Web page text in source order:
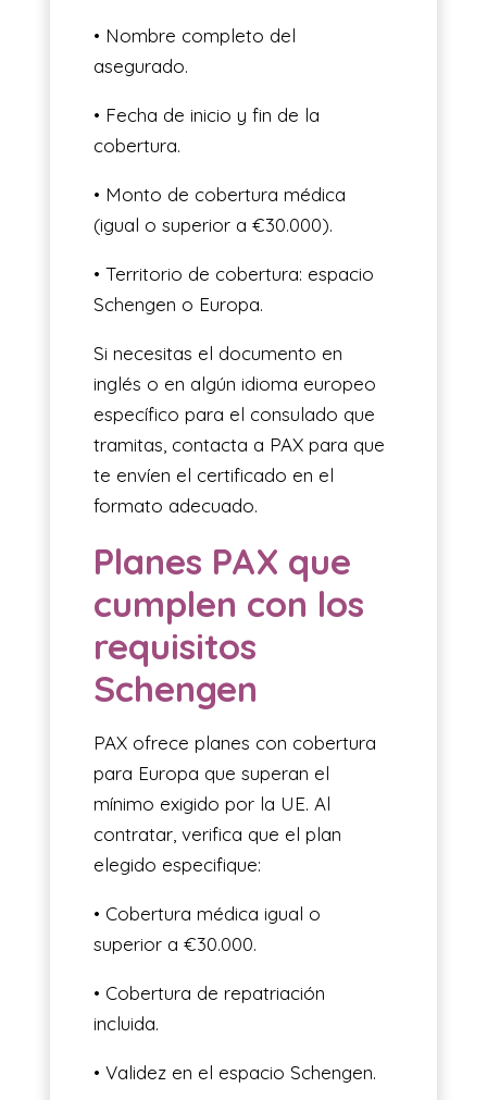
• Nombre completo del
asegurado.
• Fecha de inicio y fin de la
cobertura.
• Monto de cobertura médica
(igual o superior a €30.000).
• Territorio de cobertura: espacio
Schengen o Europa.
Si necesitas el documento en
inglés o en algún idioma europeo
específico para el consulado que
tramitas, contacta a PAX para que
te envíen el certificado en el
formato adecuado.
Planes PAX que
cumplen con los
requisitos
Schengen
PAX ofrece planes con cobertura
para Europa que superan el
mínimo exigido por la UE. Al
contratar, verifica que el plan
elegido especifique:
• Cobertura médica igual o
superior a €30.000.
• Cobertura de repatriación
incluida.
• Validez en el espacio Schengen.